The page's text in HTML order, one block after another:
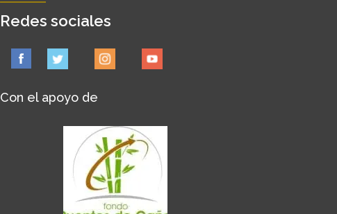
Redes sociales
Con el apoyo de